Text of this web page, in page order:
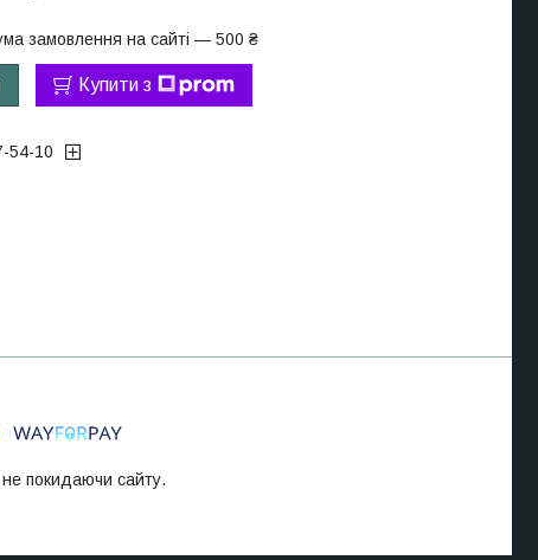
замовлення на сайті — 500 ₴
Купити з
54-10
не покидаючи сайту.